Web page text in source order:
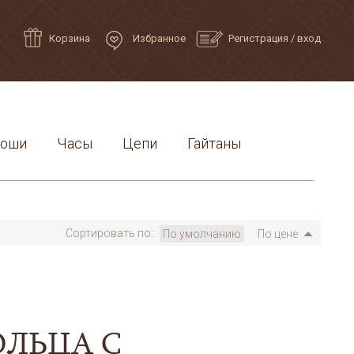
Корзина Избранное Регистрация / вход
Часы Цепи Гайтаны
Сортировать по: По умолчанию По цене
С